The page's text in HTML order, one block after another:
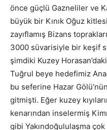
önce güçlü Gazneliler ve
büyük bir Kınık Oğuz
zayıflamış Bizans
3000 süvarisiyle bir keşif
şimdiki Kuzey
Tuğrul beye hedefimiz
bu seferine Hazar
gitmişti. Eğer kuzey
kenarından inselermiş
gibi Yakındoğululaşma